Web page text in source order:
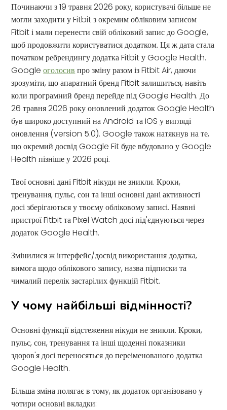
Починаючи з 19 травня 2026 року, користувачі більше не
могли заходити у Fitbit з окремим обліковим записом
Fitbit і мали перенести свій обліковий запис до Google,
щоб продовжити користуватися додатком. Ця ж дата стала
початком ребрендингу додатка Fitbit у Google Health.
Googleоголосив про зміну разом із Fitbit Air, даючи
зрозуміти, що апаратний бренд Fitbit залишиться, навіть
коли програмний бренд перейде під Google Health. До
26 травня 2026 року оновлений додаток Google Health
був широко доступний на Android та iOS у вигляді
оновлення (version 5.0). Google також натякнув на те,
що окремий досвід Google Fit буде вбудовано у Google
Health пізніше у 2026 році.
Твої основні дані Fitbit нікуди не зникли. Кроки,
тренування, пульс, сон та інші основні дані активності
досі зберігаються у твоєму обліковому записі. Наявні
пристрої Fitbit та Pixel Watch досі під'єднуються через
додаток Google Health.
Змінилися ж інтерфейс/досвід використання додатка,
вимога щодо облікового запису, назва підписки та
чималий перелік застарілих функцій Fitbit.
У чому найбільші відмінності?
Основні функції відстеження нікуди не зникли. Кроки,
пульс, сон, тренування та інші щоденні показники
здоров'я досі переносяться до переіменованого додатка
Google Health.
Більша зміна полягає в тому, як додаток організовано у
чотири основні вкладки: